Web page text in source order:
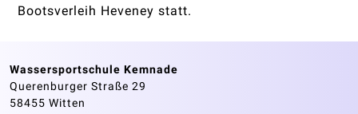
Bootsverleih Heveney statt.
Wassersportschule Kemnade
Querenburger Straße 29
58455 Witten